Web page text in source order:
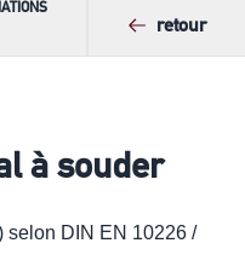
retour
à souder
selon DIN EN 10226 /